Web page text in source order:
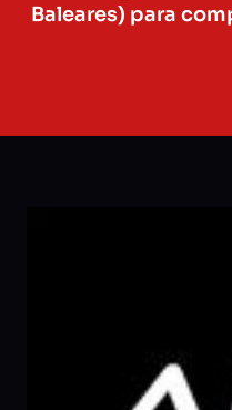
Baleares) para